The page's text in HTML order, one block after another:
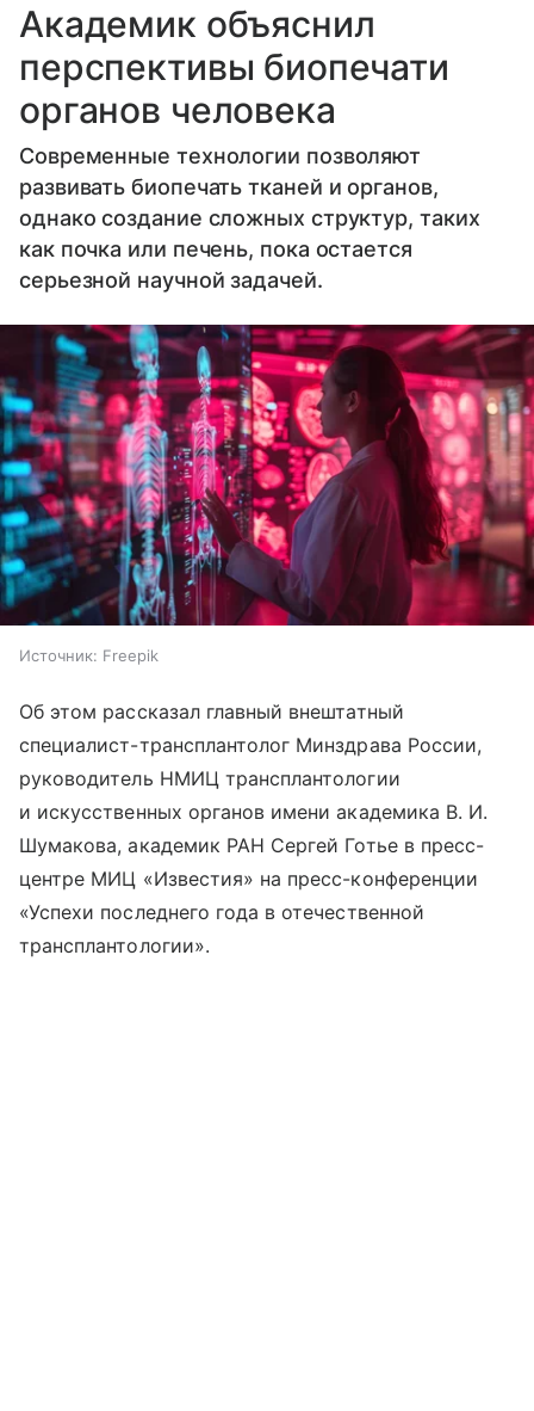
Академик объяснил
перспективы биопечати
органов человека
Современные технологии позволяют
развивать биопечать тканей и органов,
однако создание сложных структур, таких
как почка или печень, пока остается
серьезной научной задачей.
Источник: Freepik
Об этом рассказал главный внештатный
специалист-трансплантолог Минздрава России,
руководитель НМИЦ трансплантологии
и искусственных органов имени академика В. И.
Шумакова, академик РАН Сергей Готье в пресс-
центре МИЦ «Известия» на пресс-конференции
«Успехи последнего года в отечественной
трансплантологии».